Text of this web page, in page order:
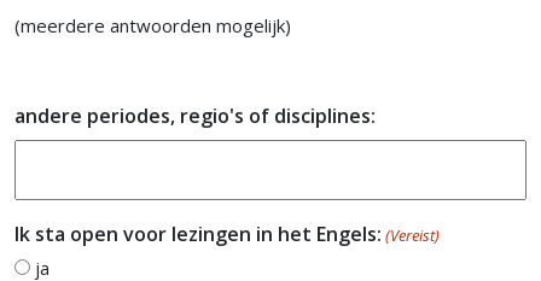
(meerdere antwoorden mogelijk)
andere periodes, regio's of disciplines:
Ik sta open voor lezingen in het Engels: (Vereist)
ja